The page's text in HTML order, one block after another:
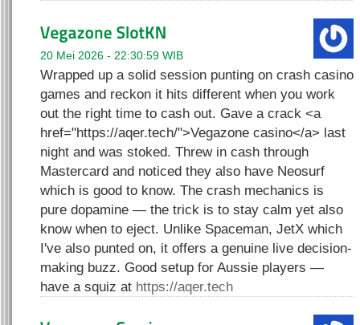
20 Mei 2026 - 22:30:59 WIB
Wrapped up a solid session punting on crash casino
games and reckon it hits different when you work
out the right time to cash out. Gave a crack <a
href="https://aqer.tech/">Vegazone casino</a> last
night and was stoked. Threw in cash through
Mastercard and noticed they also have Neosurf
which is good to know. The crash mechanics is
pure dopamine — the trick is to stay calm yet also
know when to eject. Unlike Spaceman, JetX which
I've also punted on, it offers a genuine live decision-
making buzz. Good setup for Aussie players —
have a squiz at https://aqer.tech